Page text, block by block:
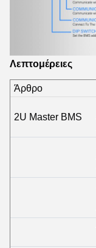
Λεπτομέρειες
Άρθρο
2U Master BMS